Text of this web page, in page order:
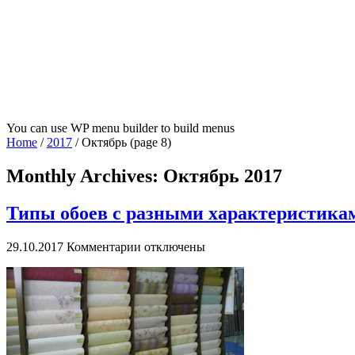
You can use WP menu builder to build menus
Home /2017 /Октябрь (page 8)
Monthly Archives: Октябрь 2017
Типы обоев с разными
29.10.2017 Комментарии к
Типы
обоев
с
разными
характеристиками
отключены